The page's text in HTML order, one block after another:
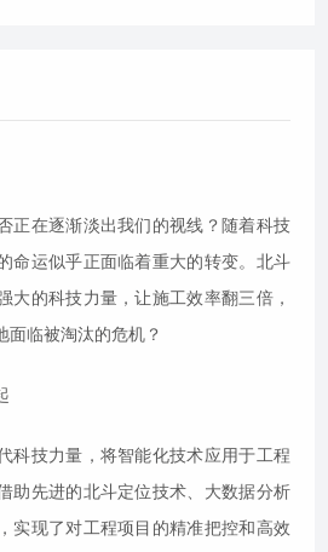
正在逐渐淡出我们的视线？随着科技
命运似乎正面临着重大的转变。北斗
大的科技力量，让施工效率翻三倍，
面临被淘汰的危机？
科技力量，将智能化技术应用于工程
助先进的北斗定位技术、大数据分析
实现了对工程项目的精准把控和高效